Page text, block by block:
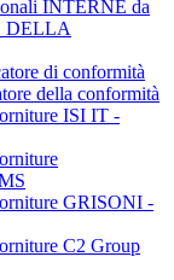
INTERNE da
DELLA
di conformità
della conformità
ISI IT -
GRISONI -
C2 Group